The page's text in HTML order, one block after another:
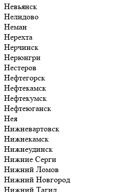
Невьянск
Нелидово
Неман
Нерехта
Нерчинск
Нерюнгри
Нестеров
Нефтегорск
Нефтекамск
Нефтекумск
Нефтеюганск
Нея
Нижневартовск
Нижнекамск
Нижнеудинск
Нижние Серги
Нижний Ломов
Нижний Новгород
Нижний Тагил